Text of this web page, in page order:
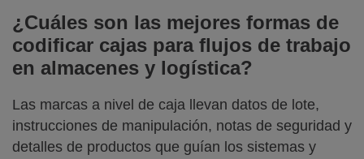
¿Cuáles son las mejores formas de
codificar cajas para flujos de trabajo
en almacenes y logística?
Las marcas a nivel de caja llevan datos de lote,
instrucciones de manipulación, notas de seguridad y
detalles de productos que guían los sistemas y